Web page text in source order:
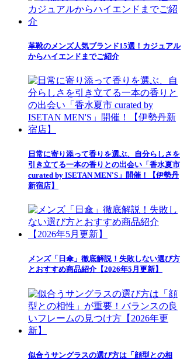
革靴のメンズ人気ブランド15選！カジュアル
からハイエンドまでご紹介
日常に寄り添って香りを選ぶ、自分らしさを
引き立てる一本の香りとの出会い「香水夏市
curated by ISETAN MEN'S」開催！【伊勢丹
新宿店】
メンズ「日傘」徹底解説！失敗しない選び方
とおすすめ商品紹介【2026年5月更新】
似合うサングラスの選び方は「顔型との相